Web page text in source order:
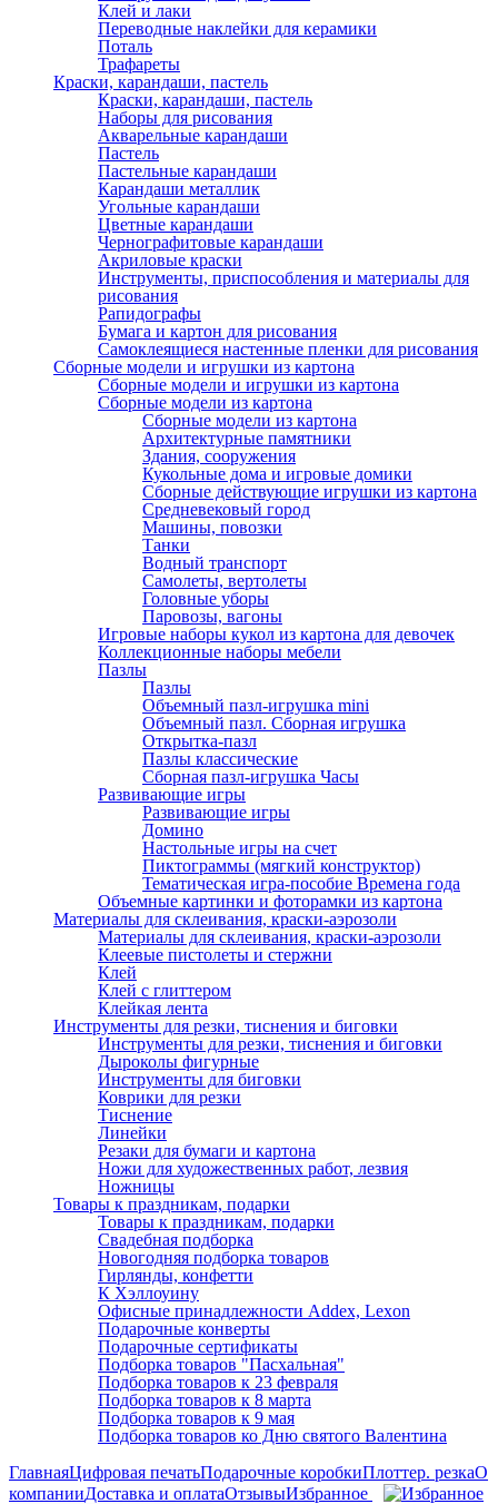
Клей и лаки
Переводные наклейки для керамики
Поталь
Трафареты
Краски, карандаши, пастель
Краски, карандаши, пастель
Наборы для рисования
Акварельные карандаши
Пастель
Пастельные карандаши
Карандаши металлик
Угольные карандаши
Цветные карандаши
Чернографитовые карандаши
Акриловые краски
Инструменты, приспособления и материалы для
рисования
Рапидографы
Бумага и картон для рисования
Самоклеящиеся настенные пленки для рисования
Сборные модели и игрушки из картона
Сборные модели и игрушки из картона
Сборные модели из картона
Сборные модели из картона
Архитектурные памятники
Здания, сооружения
Кукольные дома и игровые домики
Сборные действующие игрушки из картона
Средневековый город
Машины, повозки
Танки
Водный транспорт
Самолеты, вертолеты
Головные уборы
Паровозы, вагоны
Игровые наборы кукол из картона для девочек
Коллекционные наборы мебели
Пазлы
Пазлы
Объемный пазл-игрушка mini
Объемный пазл. Сборная игрушка
Открытка-пазл
Пазлы классические
Сборная пазл-игрушка Часы
Развивающие игры
Развивающие игры
Домино
Настольные игры на счет
Пиктограммы (мягкий конструктор)
Тематическая игра-пособие Времена года
Объемные картинки и фоторамки из картона
Материалы для склеивания, краски-аэрозоли
Материалы для склеивания, краски-аэрозоли
Клеевые пистолеты и стержни
Клей
Клей с глиттером
Клейкая лента
Инструменты для резки, тиснения и биговки
Инструменты для резки, тиснения и биговки
Дыроколы фигурные
Инструменты для биговки
Коврики для резки
Тиснение
Линейки
Резаки для бумаги и картона
Ножи для художественных работ, лезвия
Ножницы
Товары к праздникам, подарки
Товары к праздникам, подарки
Свадебная подборка
Новогодняя подборка товаров
Гирлянды, конфетти
К Хэллоуину
Офисные принадлежности Addex, Lexon
Подарочные конверты
Подарочные сертификаты
Подборка товаров "Пасхальная"
Подборка товаров к 23 февраля
Подборка товаров к 8 марта
Подборка товаров к 9 мая
Подборка товаров ко Дню святого Валентина
ГлавнаяЦифровая печатьПодарочные коробкиПлоттер. резкаО
компанииДоставка и оплатаОтзывыИзбранное